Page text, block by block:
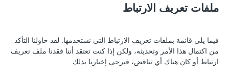
ملفات تعريف الارتباط
فيما يلي قائمة بملفات تعريف الارتباط التي نستخدمها. لقد حاولنا التأكد
من اكتمال هذا الأمر وتحديثه، ولكن إذا كنت تعتقد أننا فقدنا ملف تعريف
ارتباط أو كان هناك أي تناقض، فيرجى إخبارنا بذلك.